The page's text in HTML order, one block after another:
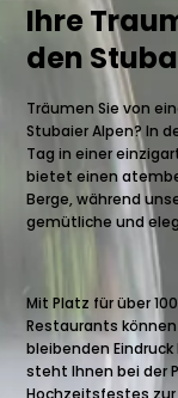
Ihre
den
Träumen Sie von
Stubaier Alpen? In
Tag in einer
bietet einen
Berge, während
gemütliche und
Mit Platz für über
Restaurants
bleibenden
steht Ihnen bei der